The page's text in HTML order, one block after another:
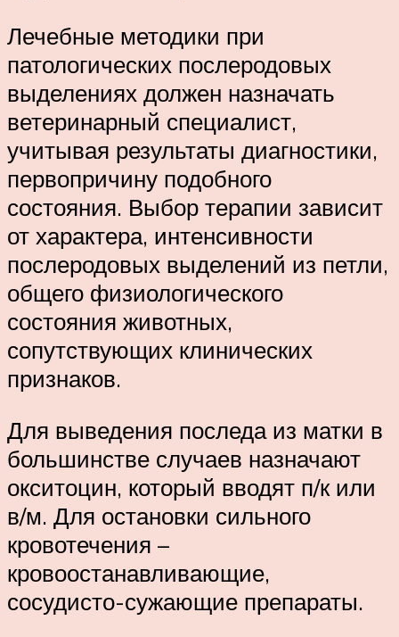
Лечебные методики при
патологических послеродовых
выделениях должен назначать
ветеринарный специалист,
учитывая результаты диагностики,
первопричину подобного
состояния. Выбор терапии зависит
от характера, интенсивности
послеродовых выделений из петли,
общего физиологического
состояния животных,
сопутствующих клинических
признаков.
Для выведения последа из матки в
большинстве случаев назначают
окситоцин, который вводят п/к или
в/м. Для остановки сильного
кровотечения –
кровоостанавливающие,
сосудисто-сужающие препараты.